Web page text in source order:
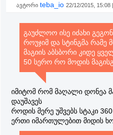
ავტორი teba_io 22/12/2015,
გაუძლოო ისე იძახი
როუჯიმ და სტინგმა რამე
მაგიის აბსბორი კიდე
50 სერო რო მოდის
იმიტომ რომ მაღალი დონეა
დაუშავეს
როდის მერე უშვებს სტაკი
ერთი იმართულებით მიდის